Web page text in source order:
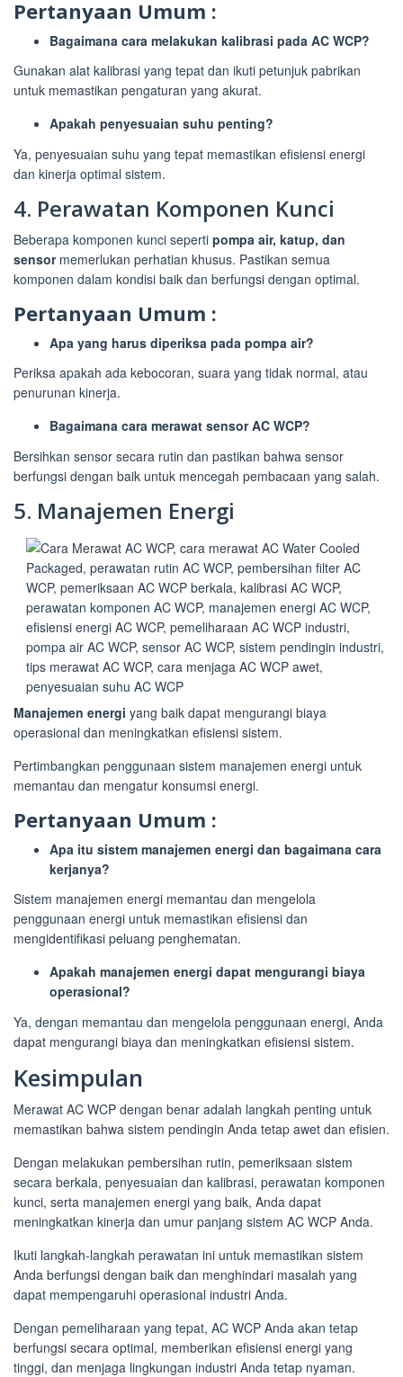
Pertanyaan Umum :
Bagaimana cara melakukan kalibrasi pada AC WCP?
Gunakan alat kalibrasi yang tepat dan ikuti petunjuk pabrikan
untuk memastikan pengaturan yang akurat.
Apakah penyesuaian suhu penting?
Ya, penyesuaian suhu yang tepat memastikan efisiensi energi
dan kinerja optimal sistem.
4. Perawatan Komponen Kunci
Beberapa komponen kunci seperti pompa air, katup, dan
sensormemerlukan perhatian khusus. Pastikan semua
komponen dalam kondisi baik dan berfungsi dengan optimal.
Pertanyaan Umum :
Apa yang harus diperiksa pada pompa air?
Periksa apakah ada kebocoran, suara yang tidak normal, atau
penurunan kinerja.
Bagaimana cara merawat sensor AC WCP?
Bersihkan sensor secara rutin dan pastikan bahwa sensor
berfungsi dengan baik untuk mencegah pembacaan yang salah.
5. Manajemen Energi
Manajemen energi yang baik dapat mengurangi biaya
operasional dan meningkatkan efisiensi sistem.
Pertimbangkan penggunaan sistem manajemen energi untuk
memantau dan mengatur konsumsi energi.
Pertanyaan Umum :
Apa itu sistem manajemen energi dan bagaimana cara
kerjanya?
Sistem manajemen energi memantau dan mengelola
penggunaan energi untuk memastikan efisiensi dan
mengidentifikasi peluang penghematan.
Apakah manajemen energi dapat mengurangi biaya
operasional?
Ya, dengan memantau dan mengelola penggunaan energi, Anda
dapat mengurangi biaya dan meningkatkan efisiensi sistem.
Kesimpulan
Merawat AC WCP dengan benar adalah langkah penting untuk
memastikan bahwa sistem pendingin Anda tetap awet dan efisien.
Dengan melakukan pembersihan rutin, pemeriksaan sistem
secara berkala, penyesuaian dan kalibrasi, perawatan komponen
kunci, serta manajemen energi yang baik, Anda dapat
meningkatkan kinerja dan umur panjang sistem AC WCP Anda.
Ikuti langkah-langkah perawatan ini untuk memastikan sistem
Anda berfungsi dengan baik dan menghindari masalah yang
dapat mempengaruhi operasional industri Anda.
Dengan pemeliharaan yang tepat, AC WCP Anda akan tetap
berfungsi secara optimal, memberikan efisiensi energi yang
tinggi, dan menjaga lingkungan industri Anda tetap nyaman.